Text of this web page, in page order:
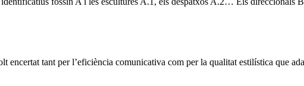
encertat tant per l’eficiència comunicativa com per la qualitat estilística que